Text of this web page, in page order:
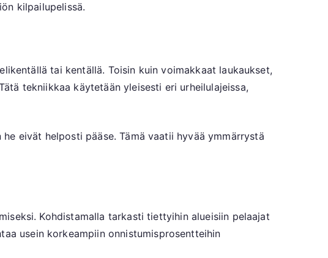
kilpailupelissä.
tai kentällä. Toisin kuin voimakkaat laukaukset,
tekniikkaa käytetään yleisesti eri urheilulajeissa,
eivät helposti pääse. Tämä vaatii hyvää ymmärrystä
Kohdistamalla tarkasti tiettyihin alueisiin pelaajat
usein korkeampiin onnistumisprosentteihin